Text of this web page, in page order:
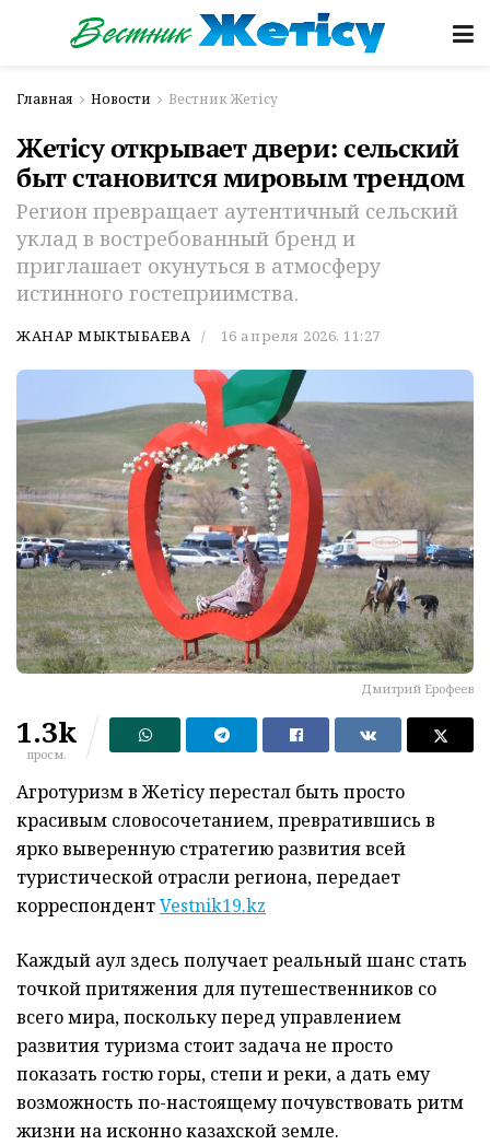
Главная Новости Вестник Жетісу
Жетісу открывает двери: сельский
быт становится мировым трендом
Регион превращает аутентичный сельский
уклад в востребованный бренд и
приглашает окунуться в атмосферу
истинного гостеприимства.
ЖАНАР МЫКТЫБАЕВА 16 апреля 2026, 11:27
Дмитрий Ерофеев
1.3k
просм.
Агротуризм в Жетісу перестал быть просто
красивым словосочетанием, превратившись в
ярко выверенную стратегию развития всей
туристической отрасли региона, передает
корреспондентVestnik19.kz
Каждый аул здесь получает реальный шанс стать
точкой притяжения для путешественников со
всего мира, поскольку перед управлением
развития туризма стоит задача не просто
показать гостю горы, степи и реки, а дать ему
возможность по-настоящему почувствовать ритм
жизни на исконно казахской земле.